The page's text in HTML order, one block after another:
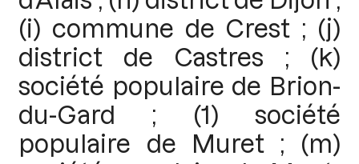
(i) commune de Crest ; (j)
district de Castres ; (k)
société populaire de Brion-
du-Gard ; (1) société
populaire de Muret ; (m)